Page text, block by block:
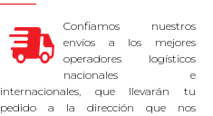
Confiamos nuestros
envíos a los mejores
operadores logísticos
nacionales e
internacionales, que llevarán tu
pedido a la dirección que nos